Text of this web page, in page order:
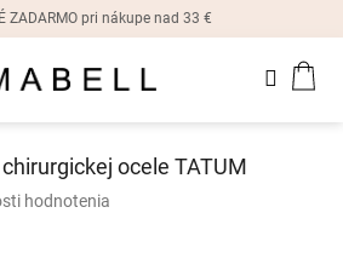
ZADARMO pri nákupe nad 33 €
ocele TATUM
hodnotenia